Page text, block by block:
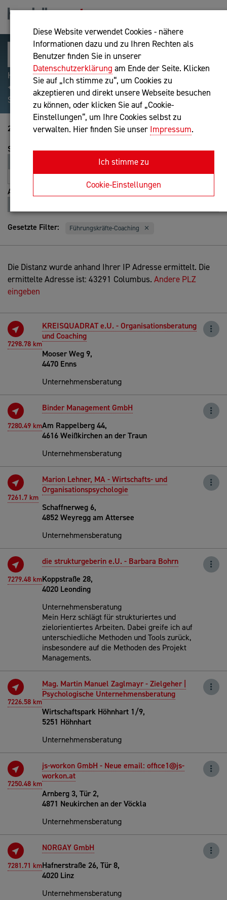
Diese Website verwendet Cookies - nähere
Informationen dazu und zu Ihren Rechten als
Benutzer finden Sie in unserer
Datenschutzerklärung am Ende der Seite. Klicken
Sie auf „Ich stimme zu“, um Cookies zu
akzeptieren und direkt unsere Webseite besuchen
zu können, oder klicken Sie auf „Cookie-
Einstellungen“, um Ihre Cookies selbst zu
verwalten. Hier finden Sie unser Impressum.
Ich stimme zu
Cookie-Einstellungen
Hilfreiche Suchparameter: Begriff einschließen:
+webshop, Begriff ausschließen: -webshop, Exakter
Suchbegriff: "internet of things"
21-40 von 179
Sortierung
Entfernung
A-Z
Z-A
Ansicht
Gesetzte Filter: Führungskräfte-Coaching
Die Distanz wurde anhand Ihrer IP Adresse ermittelt. Die
ermittelte Adresse ist: 43291 Columbus. Andere PLZ
eingeben
7298.78 km
KREISQUADRAT e.U. - Organisationsberatung
und Coaching
Mooser Weg 9,
4470 Enns
Unternehmensberatung
7280.49 km
Binder Management GmbH
Am Rappelberg 44,
4616 Weißkirchen an der Traun
Unternehmensberatung
7261.7 km
Marion Lehner, MA - Wirtschafts- und
Organisationspsychologie
Schaffnerweg 6,
4852 Weyregg am Attersee
Unternehmensberatung
7279.48 km
die strukturgeberin e.U. - Barbara Bohrn
Koppstraße 28,
4020 Leonding
Unternehmensberatung
Mein Herz schlägt für strukturiertes und
zielorientiertes Arbeiten. Dabei greife ich auf
unterschiedliche Methoden und Tools zurück,
insbesondere auf die Methoden des Projekt
Managements.
7226.58 km
Mag. Martin Manuel Zaglmayr - Zielgeher |
Psychologische Unternehmensberatung
Wirtschaftspark Höhnhart 1/9,
5251 Höhnhart
Unternehmensberatung
7250.48 km
js-workon GmbH - Neue email: office1@js-
workon.at
Arnberg 3, Tür 2,
4871 Neukirchen an der Vöckla
Unternehmensberatung
7281.71 km
NORGAY GmbH
Hafnerstraße 26, Tür 8,
4020 Linz
Unternehmensberatung